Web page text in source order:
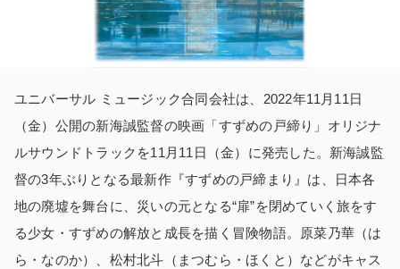
ユニバーサル ミュージック合同会社は、2022年11月11日
（金）公開の新海誠監督の映画「すずめの戸締り」オリジナ
ルサウンドトラックを11月11日（金）に発売した。新海誠監
督の3年ぶりとなる最新作『すずめの戸締まり』は、日本各
地の廃墟を舞台に、災いの元となる“扉”を閉めていく旅をす
る少女・すずめの解放と成長を描く冒険物語。原菜乃華（は
ら・なのか）、松村北斗（まつむら・ほくと）などがキャス